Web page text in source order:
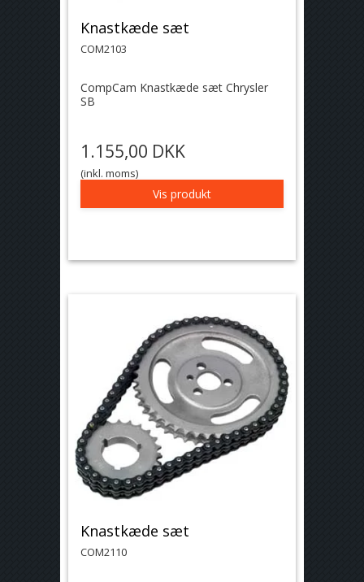
Knastkæde sæt
COM2103
CompCam Knastkæde sæt Chrysler
SB
1.155,00 DKK
(inkl. moms)
Vis produkt
Knastkæde sæt
COM2110